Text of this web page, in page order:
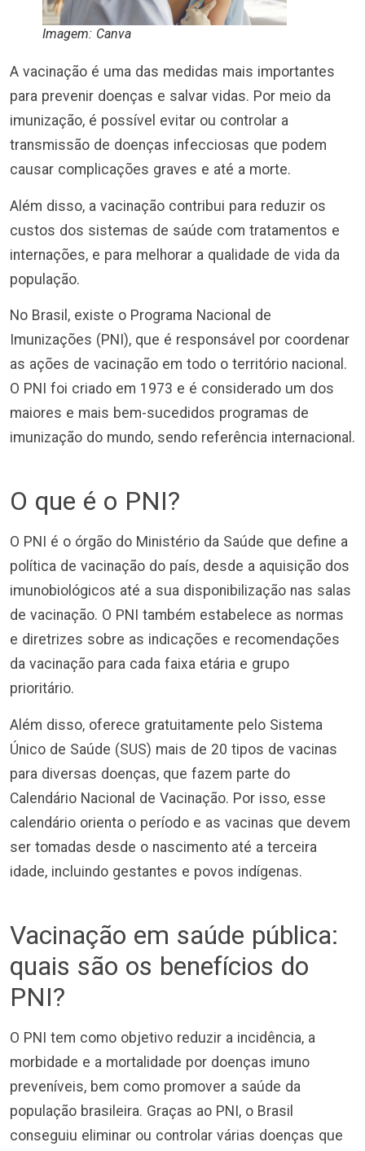
Imagem: Canva
A vacinação é uma das medidas mais importantes
para prevenir doenças e salvar vidas. Por meio da
imunização, é possível evitar ou controlar a
transmissão de doenças infecciosas que podem
causar complicações graves e até a morte.
Além disso, a vacinação contribui para reduzir os
custos dos sistemas de saúde com tratamentos e
internações, e para melhorar a qualidade de vida da
população.
No Brasil, existe o Programa Nacional de
Imunizações (PNI), que é responsável por coordenar
as ações de vacinação em todo o território nacional.
O PNI foi criado em 1973 e é considerado um dos
maiores e mais bem-sucedidos programas de
imunização do mundo, sendo referência internacional.
O que é o PNI?
O PNI é o órgão do Ministério da Saúde que define a
política de vacinação do país, desde a aquisição dos
imunobiológicos até a sua disponibilização nas salas
de vacinação. O PNI também estabelece as normas
e diretrizes sobre as indicações e recomendações
da vacinação para cada faixa etária e grupo
prioritário.
Além disso, oferece gratuitamente pelo Sistema
Único de Saúde (SUS) mais de 20 tipos de vacinas
para diversas doenças, que fazem parte do
Calendário Nacional de Vacinação. Por isso, esse
calendário orienta o período e as vacinas que devem
ser tomadas desde o nascimento até a terceira
idade, incluindo gestantes e povos indígenas.
Vacinação em saúde pública:
quais são os benefícios do
PNI?
O PNI tem como objetivo reduzir a incidência, a
morbidade e a mortalidade por doenças imuno
preveníveis, bem como promover a saúde da
população brasileira. Graças ao PNI, o Brasil
conseguiu eliminar ou controlar várias doenças que